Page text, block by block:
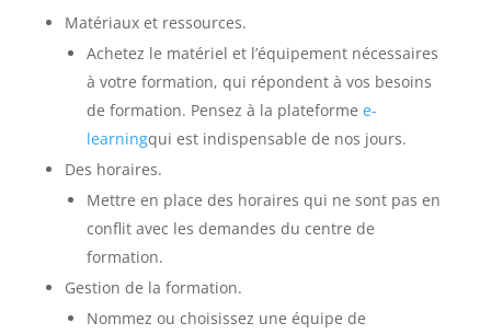
Matériaux et ressources.
Achetez le matériel et l’équipement nécessaires
à votre formation, qui répondent à vos besoins
de formation. Pensez à la plateforme e-
learningqui est indispensable de nos jours.
Des horaires.
Mettre en place des horaires qui ne sont pas en
conflit avec les demandes du centre de
formation.
Gestion de la formation.
Nommez ou choisissez une équipe de